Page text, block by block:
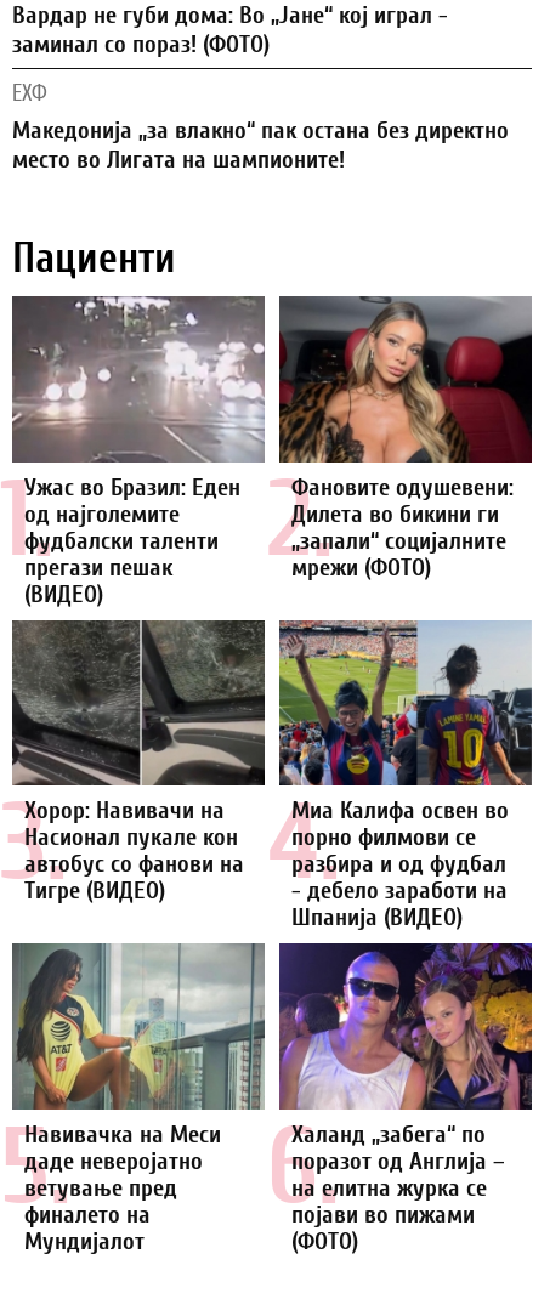
Вардар не губи дома: Во „Јане“ кој играл -
заминал со пораз! (ФОТО)
ЕХФ
Македонија „за влакно“ пак остана без директно
место во Лигата на шампионите!
Пациенти
1.
Ужас во Бразил: Еден
од најголемите
фудбалски таленти
прегази пешак
(ВИДЕО)
2.
Фановите одушевени:
Дилета во бикини ги
„запали“ социјалните
мрежи (ФОТО)
3.
Хорор: Навивачи на
Насионал пукале кон
автобус со фанови на
Тигре (ВИДЕО)
4.
Миа Калифа освен во
порно филмови се
разбира и од фудбал
- дебело заработи на
Шпанија (ВИДЕО)
5.
Навивачка на Меси
даде неверојатно
ветување пред
финалето на
Мундијалот
6.
Халанд „забега“ по
поразот од Англија –
на елитна журка се
појави во пижами
(ФОТО)